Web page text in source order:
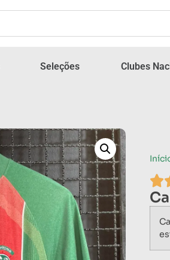
Seleções Clubes